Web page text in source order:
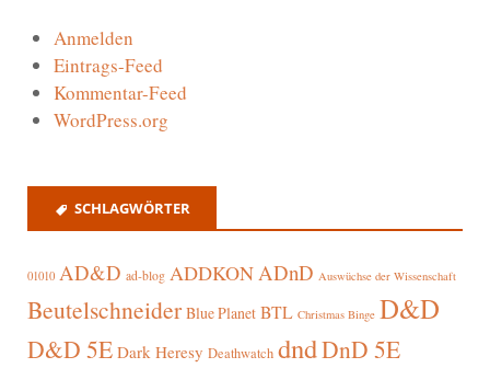
Anmelden
Eintrags-Feed
Kommentar-Feed
WordPress.org
SCHLAGWÖRTER
01010 AD&D ad-blog ADDKONADnD Auswüchse der Wissenschaft
Beutelschneider Blue Planet BTL Christmas Binge D&D
D&D 5E Dark Heresy Deathwatch dndDnD 5E